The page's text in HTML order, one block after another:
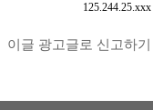
125.244.25.xxx
이글 광고글로 신고하기